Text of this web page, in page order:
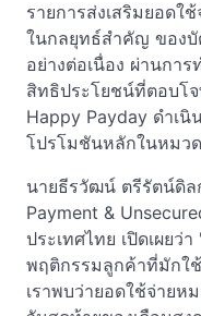
รายการส่งเสริมยอดใ
ในกลยุทธ์สำคัญ ของบั
อย่างต่อเนื่อง ผ่านกา
สิทธิประโยชน์ที่ตอบโ
Happy Payday ดำเ
โปรโมชันหลักในหมว
นายธีรวัฒน์ ตรีรัตน์ดิล
Payment &
ประเทศไทย เปิดเผยว่
พฤติกรรมลูกค้าที่มักใช้
เราพบว่ายอดใช้จ่ายห